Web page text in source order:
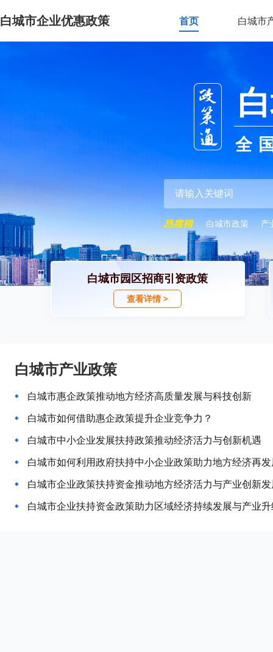
白城市企业优惠政策 首页 白城市
全
白城市政策 产
白城市园区招商引资政策
查看详情 >
白城市产业政策
白城市惠企政策推动地方经济高质量发展与科技创新
白城市如何借助惠企政策提升企业竞争力？
白城市中小企业发展扶持政策推动经济活力与创新机遇
白城市如何利用政府扶持中小企业政策助力地方经济再
白城市企业政策扶持资金推动地方经济活力与产业创新
白城市企业扶持资金政策助力区域经济持续发展与产业